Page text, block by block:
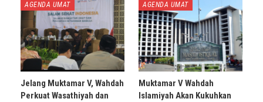
AGENDA UMAT
Jelang Muktamar V, Wahdah
Perkuat Wasathiyah dan
AGENDA UMAT
Muktamar V Wahdah
Islamiyah Akan Kukuhkan